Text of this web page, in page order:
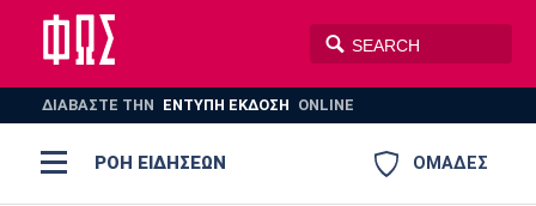
ΔΙΑΒΑΣΤΕ THN ΕΝΤΥΠΗ ΕΚΔΟΣΗ ONLINE
ΟΜΑΔΕΣ
ΡΟΗ ΕΙΔΗΣΕΩΝ